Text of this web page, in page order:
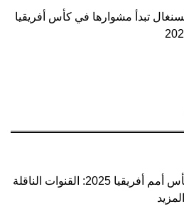
تبدأ مشوارها في كأس أفريقيا
كأس أمم أفريقيا 2025: القنوات الناقلة